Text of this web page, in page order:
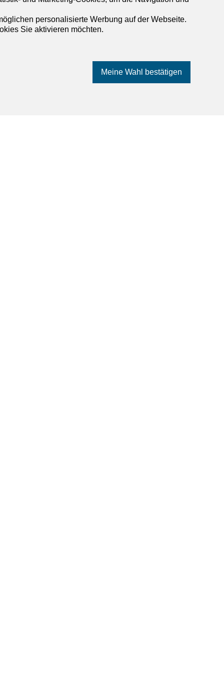
personalisierte Werbung auf der Webseite.
Sie aktivieren möchten.
Meine Wahl bestätigen